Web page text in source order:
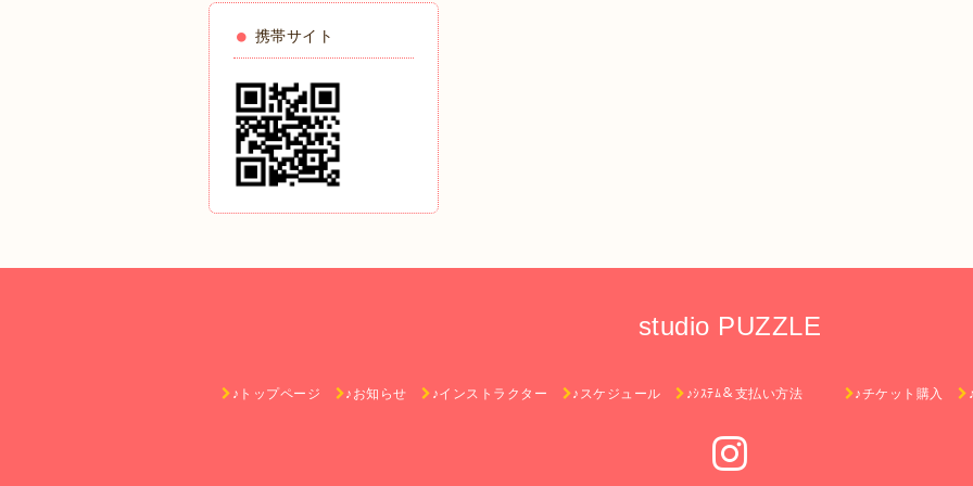
携帯サイト
studio PUZZLE
♪トップページ ♪お知らせ ♪インストラクター ♪スケジュール ♪ｼｽﾃﾑ＆支払い方法 ♪チケット購入